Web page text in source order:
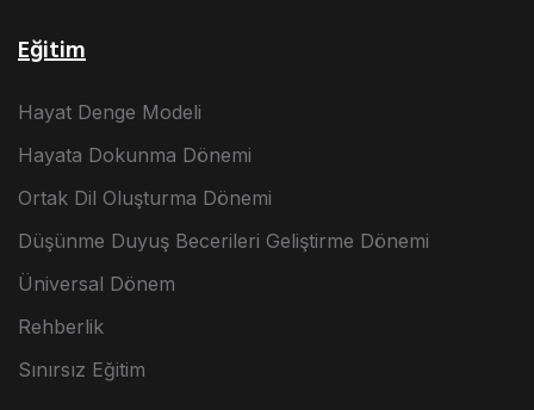
Eğitim
Hayat Denge Modeli
Hayata Dokunma Dönemi
Ortak Dil Oluşturma Dönemi
Düşünme Duyuş Becerileri Geliştirme Dönemi
Üniversal Dönem
Rehberlik
Sınırsız Eğitim